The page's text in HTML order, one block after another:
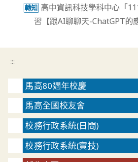
轉知 高中資訊科技學科中心「
習【跟AI聊聊天-ChatGPT的
:::
馬高80週年校慶
馬高全國校友會
校務行政系統(日間)
校務行政系統(實技)